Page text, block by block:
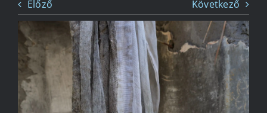
Csatlakozz!
Történetünk
Kapcsolat
Előző Következő